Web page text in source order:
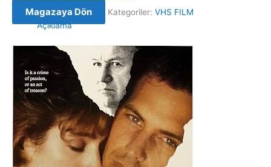
Orijinal
Kaset
Film
adet
Magazaya Dön Kategoriler: VHS FILM
Açıklama